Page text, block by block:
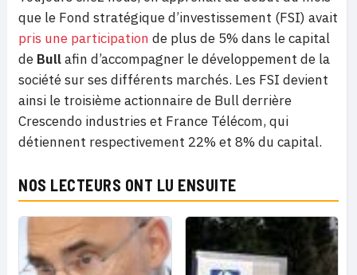
que le Fond stratégique d’investissement (FSI) avait
pris une participation de plus de 5% dans le capital
de Bullafin d’accompagner le développement de la
société sur ses différents marchés. Les FSI devient
ainsi le troisième actionnaire de Bull derrière
Crescendo industries et France Télécom, qui
détiennent respectivement 22% et 8% du capital.
NOS LECTEURS ONT LU ENSUITE